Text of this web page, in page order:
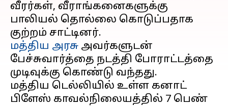
வீரர்கள், வீராங்கனைகளுக்கு
பாலியல் தொல்லை கொடுப்பதாக
மத்திய அரசு அவர்களுடன்
பேச்சுவார்த்தை நடத்தி போராட்டத்தை
முடிவுக்கு கொண்டு வந்தது.
மத்திய டெல்லியில் உள்ள கனாட்
பிளேஸ் காவல்நிலையத்தில் 7 பெண்